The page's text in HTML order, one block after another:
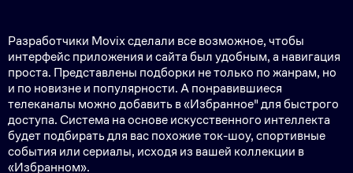
Разработчики Movix сделали все возможное, чтобы
интерфейс приложения и сайта был удобным, а навигация
проста. Представлены подборки не только по жанрам, но
и по новизне и популярности. А понравившиеся
телеканалы можно добавить в «Избранное" для быстрого
доступа. Система на основе искусственного интеллекта
будет подбирать для вас похожие ток-шоу, спортивные
события или сериалы, исходя из вашей коллекции в
«Избранном».